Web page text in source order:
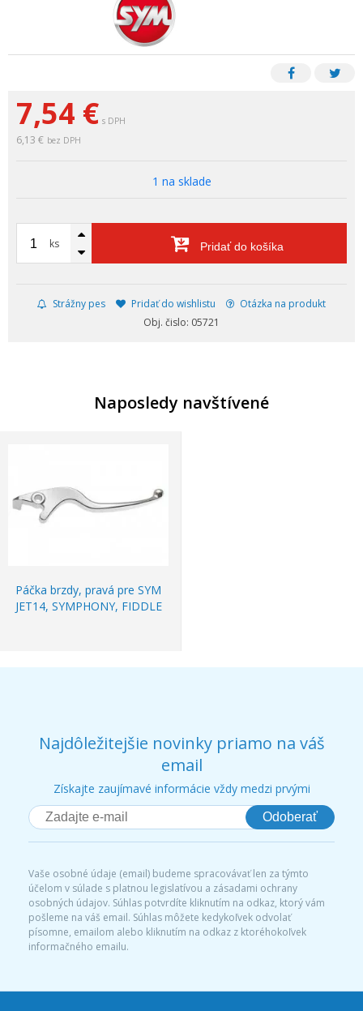
7,54 € s DPH
6,13 € bez DPH
1 na sklade
ks Pridať do košíka
Strážny pes Pridať do wishlistu
Otázka na produkt
Obj. čislo: 05721
Naposledy navštívené
Páčka brzdy, pravá pre SYM
JET14, SYMPHONY, FIDDLE
Najdôležitejšie novinky priamo na váš
email
Získajte zaujímavé informácie vždy medzi prvými
Odoberať
Vaše osobné údaje (email) budeme spracovávať len za týmto
účelom v súlade s platnou legislatívou a zásadami ochrany
osobných údajov. Súhlas potvrdíte kliknutím na odkaz, ktorý vám
pošleme na váš email. Súhlas môžete kedykoľvek odvolať
písomne, emailom alebo kliknutím na odkaz z ktoréhokoľvek
informačného emailu.